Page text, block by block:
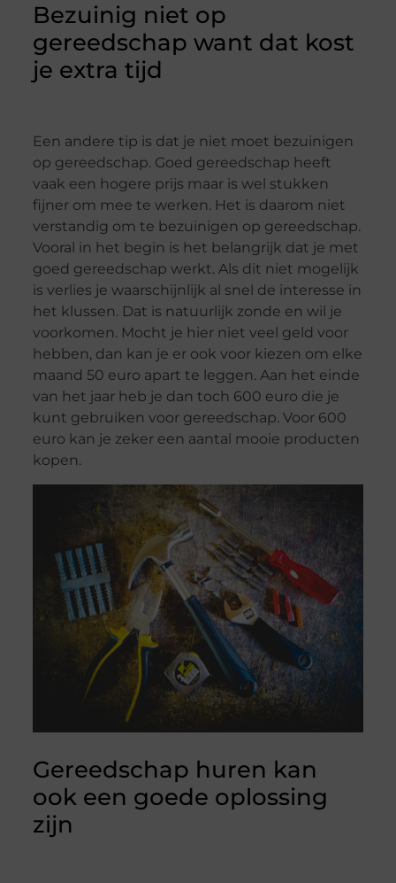
Bezuinig niet op
gereedschap want dat kost
je extra tijd
Een andere tip is dat je niet moet bezuinigen
op gereedschap. Goed gereedschap heeft
vaak een hogere prijs maar is wel stukken
fijner om mee te werken. Het is daarom niet
verstandig om te bezuinigen op gereedschap.
Vooral in het begin is het belangrijk dat je met
goed gereedschap werkt. Als dit niet mogelijk
is verlies je waarschijnlijk al snel de interesse in
het klussen. Dat is natuurlijk zonde en wil je
voorkomen. Mocht je hier niet veel geld voor
hebben, dan kan je er ook voor kiezen om elke
maand 50 euro apart te leggen. Aan het einde
van het jaar heb je dan toch 600 euro die je
kunt gebruiken voor gereedschap. Voor 600
euro kan je zeker een aantal mooie producten
kopen.
Gereedschap huren kan
ook een goede oplossing
zijn